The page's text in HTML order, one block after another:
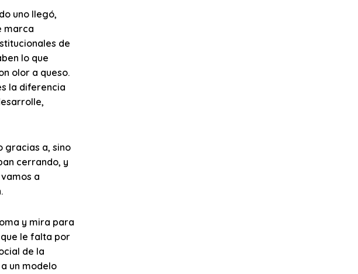
uno llegó,
marca
de
lo que
olor a queso.
la diferencia
gracias a, sino
cerrando, y
a
y mira para
le falta por
de la
un modelo